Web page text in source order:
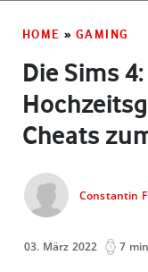
HOME » GAMING
Die Sims 4:
Cheats
Constantin
03. März 2022 7